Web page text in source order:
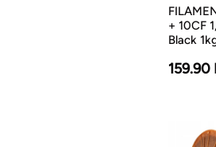
+ 10CF
Black
159.90